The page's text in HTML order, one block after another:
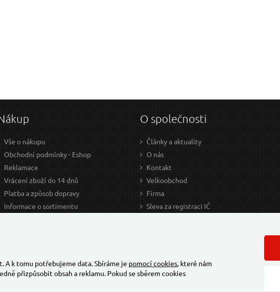
Vše o nákupu
Obchodní podmínky - Eshop
Reklamace
Vrácení zboží do 14 dnů
Platba a způsob dopravy
Informace o sortimentu
O společnosti
Články a aktuality
O nás
Kontakt
Velkoobchod
Firma
Sleva za registraci IČ
A k tomu potřebujeme data. Sbíráme je pomocí cookies, které nám
přizpůsobit obsah a reklamu. Pokud se sběrem cookies